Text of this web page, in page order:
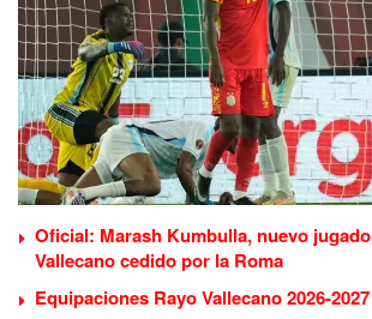
Oficial: Marash Kumbulla, nuevo
Vallecano cedido por la Roma
Equipaciones Rayo Vallecano 2026-2027